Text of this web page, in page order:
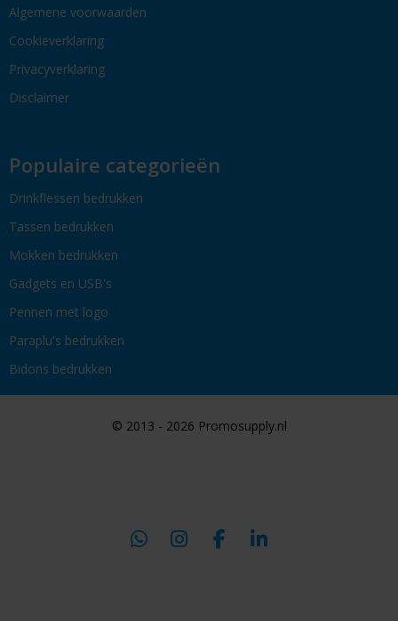
Algemene voorwaarden
Cookieverklaring
Privacyverklaring
Disclaimer
Populaire categorieën
Drinkflessen bedrukken
Tassen bedrukken
Mokken bedrukken
Gadgets en USB's
Pennen met logo
Paraplu's bedrukken
Bidons bedrukken
© 2013 - 2026 Promosupply.nl